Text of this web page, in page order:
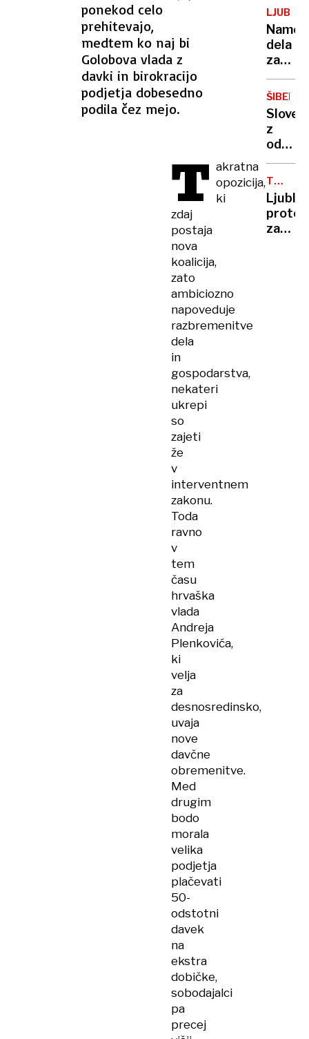
ponekod celo
prehitevajo,
medtem ko naj bi
Golobova vlada z
davki in birokracijo
podjetja dobesedno
podila čez mejo.
T akratna
opozicija,
ki
zdaj
postaja
nova
koalicija,
zato
ambiciozno
napoveduje
razbremenitve
dela
in
gospodarstva,
nekateri
ukrepi
so
zajeti
že
v
interventnem
zakonu.
Toda
ravno
v
tem
času
hrvaška
vlada
Andreja
Plenkovića,
ki
velja
za
desnosredinsko,
uvaja
nove
davčne
obremenitve.
Med
drugim
bodo
morala
velika
podjetja
plačevati
50-
odstotni
davek
na
ekstra
dobičke,
sobodajalci
pa
precej
proge,
nato
vlaki
spet
na
postaji
dela
zapor
in
izgon:
V
Lidlu
za
55
evrov
nato
ŠIBENIK
z
skoraj
zažgal
TUJI
DELAVCI